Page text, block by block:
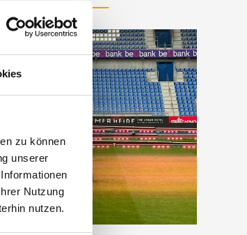
zu können
unserer
Nutzung
nutzen.